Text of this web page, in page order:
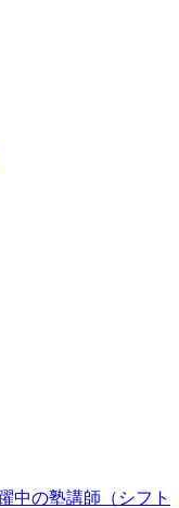
中の塾講師（シフト